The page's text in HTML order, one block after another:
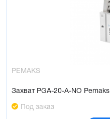
PEMAKS
Захват PGA-20-A-NO Pemaks
Под заказ